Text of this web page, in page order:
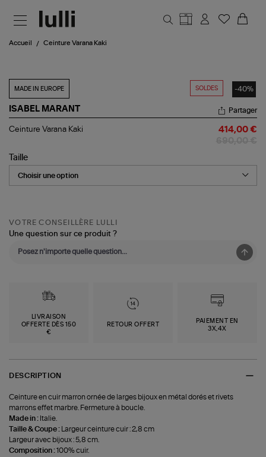
Accueil Ceinture Varana Kaki
SOLDES -40%
MADE IN EUROPE
ISABEL MARANT
Ceinture
Partager
Ceinture Varana Kaki 414,00 €
Taille
VOTRE CONSEILLÈRE LULLI
Une question sur ce produit ?
LIVRAISON
OFFERTE DÈS 150
€
RETOUR OFFERT
PAIEMENT EN
3X,4X
DESCRIPTION
Ceinture en cuir marron ornée de larges bijoux en métal dorés et rivets
marrons effet marbre. Fermeture à boucle.
Made in : Italie.
Taille & Coupe :
Largeur ceinture cuir : 2,8 cm
Largeur avec bijoux : 5,8 cm.
Composition :100% cuir.